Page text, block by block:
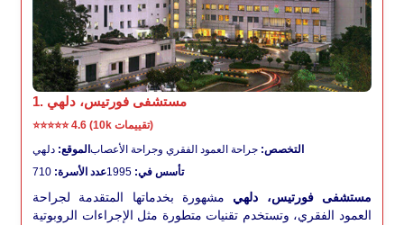
1. مستشفى فورتيس، دلهي
⭐⭐⭐⭐⭐
4.6 (10k تقييمات)
الموقع: دلهي التخصص: جراحة العمود الفقري وجراحة الأعصاب
عدد الأسرة: 710 تأسس في: 1995
مستشفى فورتيس، دلهي مشهورة بخدماتها المتقدمة لجراحة
العمود الفقري، وتستخدم تقنيات متطورة مثل الإجراءات الروبوتية